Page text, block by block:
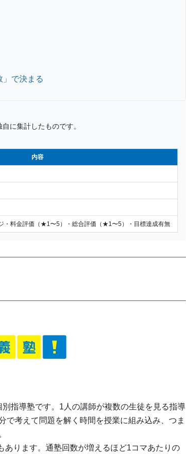
」で決まる
に集計したものです。
内容
・料金評価（★1〜5）・総合評価（★1〜5）・目標達成有無
指導塾です。1人の講師が複数の生徒を見る指導
考えて問題を解く時間を授業に組み込み、つま
ります。通塾回数が増えるほど1コマあたりの